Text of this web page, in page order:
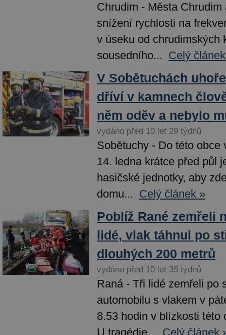
Chrudim - Města
snížení rychlosti na
v úseku od chrudimských
sousedního... Celý
V Sobětuchách
dříví v kamnech
něm oděv a nebylo
vydáno před 10 let 29 týdnů
Sobětuchy - Do této obce
14. ledna krátce před půl
hasičské jednotky, aby
domu... Celý článek »
Poblíž Rané zemřeli
lidé, vlak táhnul po
dlouhých 200 metrů
vydáno před 10 let 35 týdnů
Raná - Tři lidé zemřeli po
automobilu s vlakem v
8.53 hodin v blízkosti této
U tragédie... Celý článek